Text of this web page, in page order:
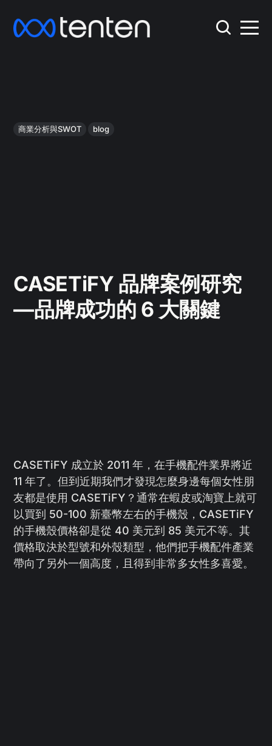
商業分析與SWOT blog
CASETiFY 品牌案例研究
—品牌成功的 6 大關鍵
CASETiFY 成立於 2011 年，在手機配件業界將近
11 年了。但到近期我們才發現怎麼身邊每個女性朋
友都是使用 CASETiFY？通常在蝦皮或淘寶上就可
以買到 50-100 新臺幣左右的手機殼，CASETiFY
的手機殼價格卻是從 40 美元到 85 美元不等。其
價格取決於型號和外殼類型，他們把手機配件產業
帶向了另外一個高度，且得到非常多女性多喜愛。